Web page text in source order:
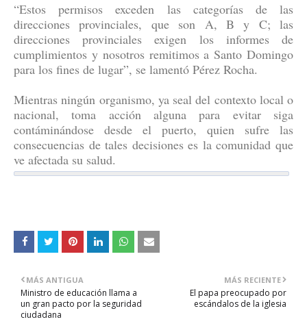
“Estos permisos exceden las categorías de las
direcciones provinciales, que son A, B y C; las
direcciones provinciales exigen los informes de
cumplimientos y nosotros remitimos a Santo Domingo
para los fines de lugar”, se lamentó Pérez Rocha.
Mientras ningún organismo, ya seal del contexto local o
nacional, toma acción alguna para evitar siga
contáminándose desde el puerto, quien sufre las
consecuencias de tales decisiones es la comunidad que
ve afectada su salud.
MÁS RECIENTE
El papa preocupado por
escándalos de la iglesia
MÁS ANTIGUA
Ministro de educación llama a
un gran pacto por la seguridad
ciudadana